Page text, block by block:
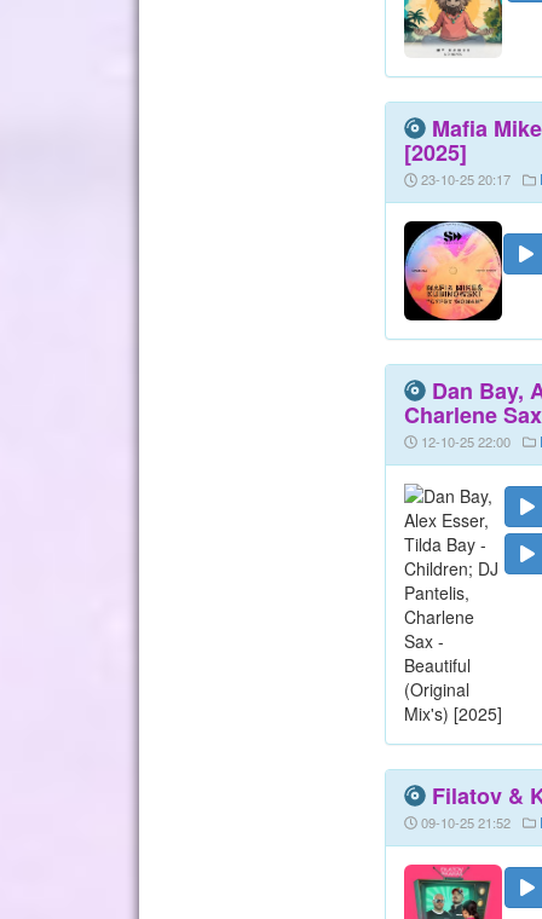
Mafia
[2025]
23-10-25 20:17
Dan Bay,
Charlene
12-10-25 22:00
Filatov &
09-10-25 21:52